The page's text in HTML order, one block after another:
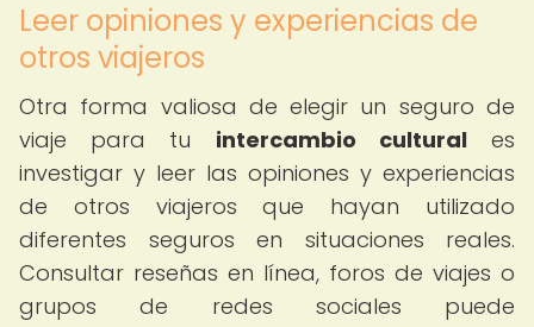
Leer opiniones y experiencias de
otros viajeros
Otra forma valiosa de elegir un seguro de
viaje para tu intercambio culturales
investigar y leer las opiniones y experiencias
de otros viajeros que hayan utilizado
diferentes seguros en situaciones reales.
Consultar reseñas en línea, foros de viajes o
grupos de redes sociales puede